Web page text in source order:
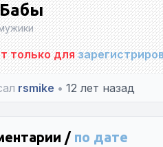
только для
rsmike • 12 лет назад
/ по дате